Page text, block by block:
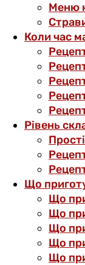
Меню
Коли час
Рівень
Що
Що
Що
Що
Що
Що